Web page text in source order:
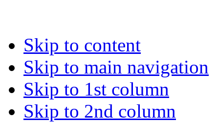
Skip to content
Skip to main navigation
Skip to 1st column
Skip to 2nd column